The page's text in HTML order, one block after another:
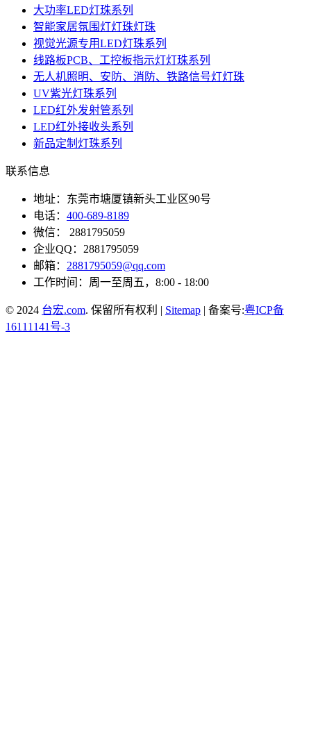
大功率LED灯珠系列
智能家居氛围灯灯珠灯珠
视觉光源专用LED灯珠系列
线路板PCB、工控板指示灯灯珠系列
无人机照明、安防、消防、铁路信号灯灯珠
UV紫光灯珠系列
LED红外发射管系列
LED红外接收头系列
新品定制灯珠系列
联系信息
地址：东莞市塘厦镇新头工业区90号
电话： 400-689-8189
微信： 2881795059
企业QQ：2881795059
邮箱： 2881795059@qq.com
工作时间：周一至周五，8:00 - 18:00
© 2024 台宏.com. 保留所有权利 | Sitemap | 备案号:粤ICP备
16111141号-3